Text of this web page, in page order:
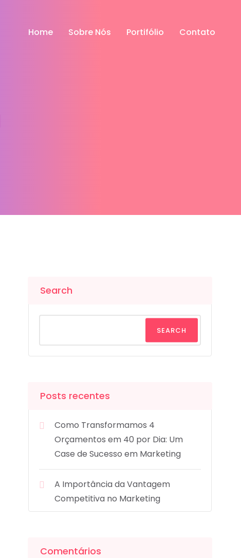
Home Sobre Nós Portifólio Contato
Search
SEARCH
Posts recentes
Como Transformamos 4
Orçamentos em 40 por Dia: Um
Case de Sucesso em Marketing
A Importância da Vantagem
Competitiva no Marketing
Comentários